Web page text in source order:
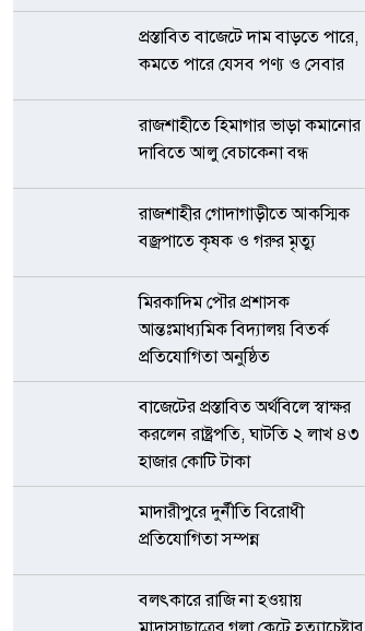
প্রস্তাবিত বাজেটে দাম বাড়তে পারে,
কমতে পারে যেসব পণ্য ও সেবার
রাজশাহীতে হিমাগার ভাড়া কমানোর
দাবিতে আলু বেচাকেনা বন্ধ
রাজশাহীর গোদাগাড়ীতে আকস্মিক
বজ্রপাতে কৃষক ও গরুর মৃত্যু
মিরকাদিম পৌর প্রশাসক
আন্তঃমাধ্যমিক বিদ্যালয় বিতর্ক
প্রতিযোগিতা অনুষ্ঠিত
বাজেটের প্রস্তাবিত অর্থবিলে স্বাক্ষর
করলেন রাষ্ট্রপতি, ঘাটতি ২ লাখ ৪৩
হাজার কোটি টাকা
মাদারীপুরে দুর্নীতি বিরোধী
প্রতিযোগিতা সম্পন্ন
বলৎকারে রাজি না হওয়ায়